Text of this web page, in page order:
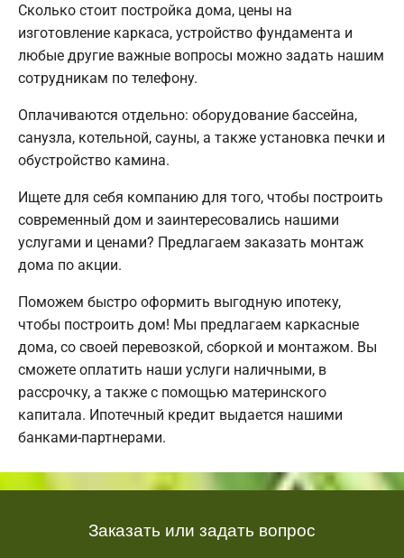
Сколько стоит постройка дома, цены на
изготовление каркаса, устройство фундамента и
любые другие важные вопросы можно задать нашим
сотрудникам по телефону.
Оплачиваются отдельно: оборудование бассейна,
санузла, котельной, сауны, а также установка печки и
обустройство камина.
Ищете для себя компанию для того, чтобы построить
современный дом и заинтересовались нашими
услугами и ценами? Предлагаем заказать монтаж
дома по акции.
Поможем быстро оформить выгодную ипотеку,
чтобы построить дом! Мы предлагаем каркасные
дома, со своей перевозкой, сборкой и монтажом. Вы
сможете оплатить наши услуги наличными, в
рассрочку, а также с помощью материнского
капитала. Ипотечный кредит выдается нашими
банками-партнерами.
Заказать или задать вопрос